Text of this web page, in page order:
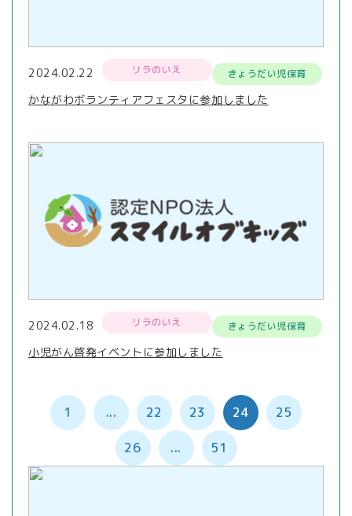
2024.02.22 リラのいえ きょうだい児保育
かながわボランティアフェスタに参加しました
2024.02.18 リラのいえ きょうだい児保育
小児がん啓発イベントに参加しました
1 ... 22 23 24 25
26 ... 51